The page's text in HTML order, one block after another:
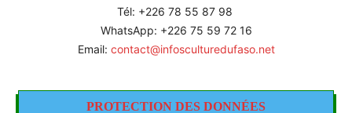
Tél: +226 78 55 87 98
WhatsApp: +226 75 59 72 16
Email: contact@infosculturedufaso.net
PROTECTION DES DONNÉES